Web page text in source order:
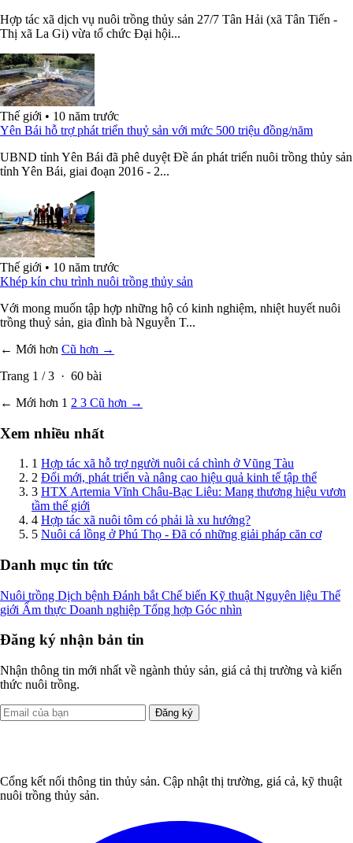
Hợp tác xã dịch vụ nuôi trồng thủy sản 27/7 Tân Hải (xã Tân Tiến -
Thị xã La Gi) vừa tổ chức Đại hội...
Thế giới • 10 năm trước
Yên Bái hỗ trợ phát triển thuỷ sản với mức 500 triệu đồng/năm
UBND tỉnh Yên Bái đã phê duyệt Đề án phát triển nuôi trồng thủy sản
tỉnh Yên Bái, giai đoạn 2016 - 2...
Thế giới • 10 năm trước
Khép kín chu trình nuôi trồng thủy sản
Với mong muốn tập hợp những hộ có kinh nghiệm, nhiệt huyết nuôi
trồng thuỷ sản, gia đình bà Nguyễn T...
← Mới hơn Cũ hơn →
Trang 1 /3 · 60 bài
← Mới hơn 1 2 3 Cũ hơn →
Xem nhiều nhất
1 Hợp tác xã hỗ trợ người nuôi cá chình ở Vũng Tàu
2 Ðổi mới, phát triển và nâng cao hiệu quả kinh tế tập thể
3 HTX Artemia Vĩnh Châu-Bạc Liêu: Mang thương hiệu vươn
tầm thế giới
4 Hợp tác xã nuôi tôm có phải là xu hướng?
5 Nuôi cá lồng ở Phú Thọ - Đã có những giải pháp căn cơ
Danh mục tin tức
Nuôi trồng Dịch bệnh Đánh bắt Chế biến Kỹ thuật Nguyên liệu Thế
giới Ẩm thực Doanh nghiệp Tổng hợp Góc nhìn
Đăng ký nhận bản tin
Nhận thông tin mới nhất về ngành thủy sản, giá cả thị trường và kiến
thức nuôi trồng.
Đăng ký
Cổng kết nối thông tin thủy sản. Cập nhật thị trường, giá cả, kỹ thuật
nuôi trồng thủy sản.